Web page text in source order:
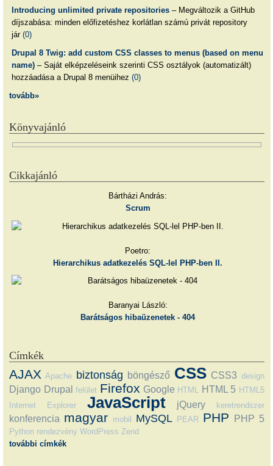
Introducing unlimited private repositories– Megváltozik a GitHub
díjszabása: minden előfizetéshez korlátlan számú privát repository
jár (0)
Drupal 8 Twig: add custom CSS classes to menus (based on menu
name)– Saját elképzeléseink szerinti CSS osztályok (automatizált)
hozzáadása a Drupal 8 menüihez (0)
tovább»
Könyvajánló
Cikkajánló
Bártházi András:
Scrum
Poetro:
Hierarchikus adatkezelés SQL-lel PHP-ben II.
Baranyai László:
Barátságos hibaüzenetek - 404
Címkék
AJAX Apache biztonság böngésző CSS CSS3 design
Django Drupal felület Firefox Google HTML HTML 5 HTML5
Internet Explorer
JavaScript jQuery keretrendszer
konferencia magyar mobil MySQL PEAR PHP PHP 5
Python rendezvény WordPress Zend
további címkék